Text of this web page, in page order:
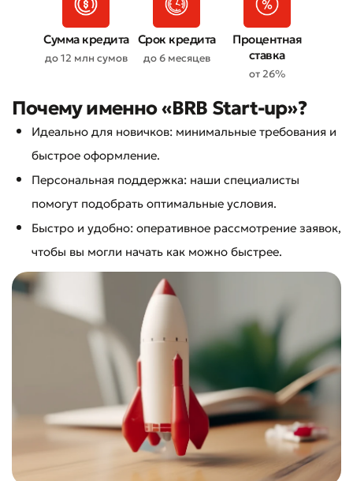
Сумма кредита
до 12 млн сумов
Срок кредита
до 6 месяцев
Процентная
ставка
от 26%
Почему именно «BRB Start-up»?
Идеально для новичков: минимальные требования и
быстрое оформление.
Персональная поддержка: наши специалисты
помогут подобрать оптимальные условия.
Быстро и удобно: оперативное рассмотрение заявок,
чтобы вы могли начать как можно быстрее.